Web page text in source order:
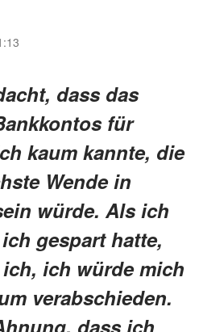
dass das
für
kaum kannte, die
Wende in
würde. Als ich
gespart hatte,
ich würde mich
verabschieden.
dass ich